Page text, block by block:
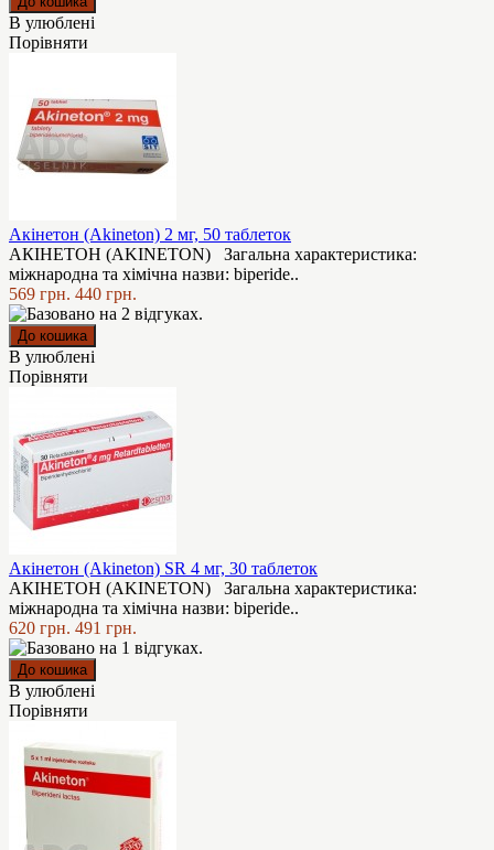
В улюблені
Порівняти
Акінетон (Akineton) 2 мг, 50 таблеток
АКІНЕТОН (AKINETON) Загальна характеристика:
міжнародна та хімічна назви: biperide..
569 грн. 440 грн.
В улюблені
Порівняти
Акінетон (Akineton) SR 4 мг, 30 таблеток
АКІНЕТОН (AKINETON) Загальна характеристика:
міжнародна та хімічна назви: biperide..
620 грн. 491 грн.
В улюблені
Порівняти